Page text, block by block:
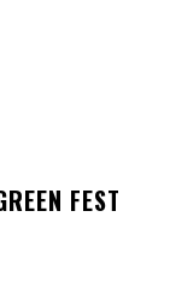
FEST